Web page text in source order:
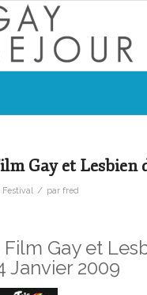
Gay et Lesbien
Festival / par fred
Film Gay et
Janvier 2009